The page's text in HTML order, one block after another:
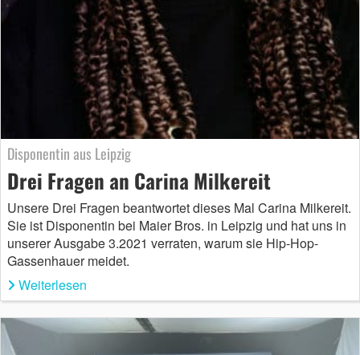
Disponentin aus Leipzig
Drei Fragen an Carina Milkereit
Unsere Drei Fragen beantwortet dieses Mal Carina Milkereit.
Sie ist Disponentin bei Maier Bros. in Leipzig und hat uns in
unserer Ausgabe 3.2021 verraten, warum sie Hip-Hop-
Gassenhauer meidet.
Weiterlesen